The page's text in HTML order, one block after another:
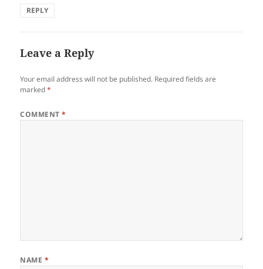
REPLY
Leave a Reply
Your email address will not be published. Required fields are
marked*
COMMENT*
NAME *